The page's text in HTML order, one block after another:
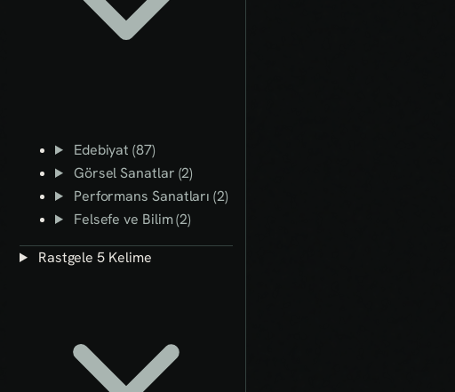
Edebiyat (87)
Görsel Sanatlar (2)
Performans Sanatları (2)
Felsefe ve Bilim (2)
Rastgele 5 Kelime